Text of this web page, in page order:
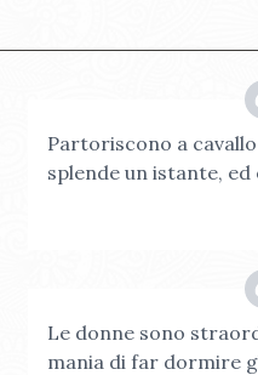
Partoriscono a
splende un istante,
Le donne sono
mania di far dormire